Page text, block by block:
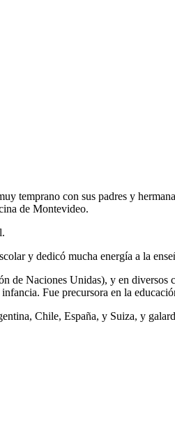
temprano con sus padres y
de Montevideo.
y dedicó mucha energía a la
de Naciones Unidas), y en
Fue precursora en la
Chile, España, y Suiza, y